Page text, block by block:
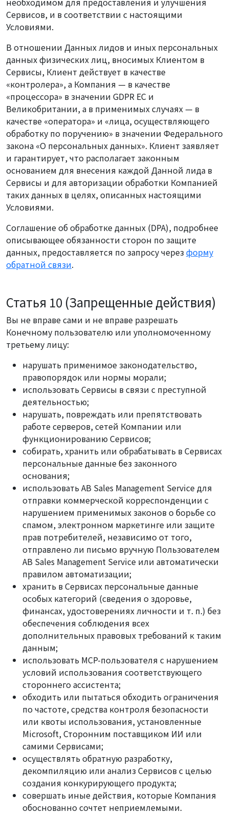
Сервисов, и в соответствии с настоящими
Условиями.
В отношении Данных лидов и иных персональных
данных физических лиц, вносимых Клиентом в
Сервисы, Клиент действует в качестве
«контролера», а Компания — в качестве
«процессора» в значении GDPR ЕС и
Великобритании, а в применимых случаях — в
качестве «оператора» и «лица, осуществляющего
обработку по поручению» в значении Федерального
закона «О персональных данных». Клиент заявляет
и гарантирует, что располагает законным
основанием для внесения каждой Данной лида в
Сервисы и для авторизации обработки Компанией
таких данных в целях, описанных настоящими
Условиями.
Соглашение об обработке данных (DPA), подробнее
описывающее обязанности сторон по защите
данных, предоставляется по запросу черезформу
обратной связи.
Статья 10 (Запрещенные действия)
Вы не вправе сами и не вправе разрешать
Конечному пользователю или уполномоченному
третьему лицу:
нарушать применимое законодательство,
правопорядок или нормы морали;
использовать Сервисы в связи с преступной
деятельностью;
нарушать, повреждать или препятствовать
работе серверов, сетей Компании или
функционированию Сервисов;
собирать, хранить или обрабатывать в Сервисах
персональные данные без законного
основания;
использовать AB Sales Management Service для
отправки коммерческой корреспонденции с
нарушением применимых законов о борьбе со
спамом, электронном маркетинге или защите
прав потребителей, независимо от того,
отправлено ли письмо вручную Пользователем
AB Sales Management Service или автоматически
правилом автоматизации;
хранить в Сервисах персональные данные
особых категорий (сведения о здоровье,
финансах, удостоверениях личности и т. п.) без
обеспечения соблюдения всех
дополнительных правовых требований к таким
данным;
использовать MCP-пользователя с нарушением
условий использования соответствующего
стороннего ассистента;
обходить или пытаться обходить ограничения
по частоте, средства контроля безопасности
или квоты использования, установленные
Microsoft, Сторонним поставщиком ИИ или
самими Сервисами;
осуществлять обратную разработку,
декомпиляцию или анализ Сервисов с целью
создания конкурирующего продукта;
совершать иные действия, которые Компания
обоснованно сочтет неприемлемыми.